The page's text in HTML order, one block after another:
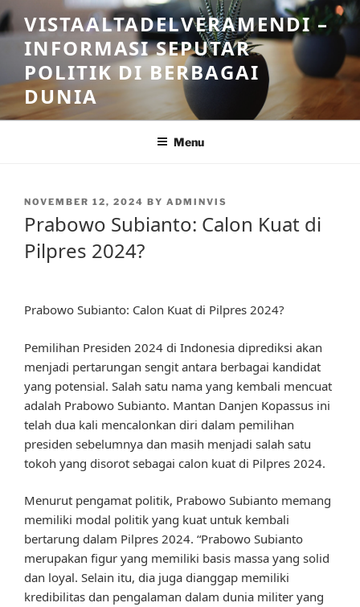
Skip
to
content
VISTAALTADELVERAMENDI –
INFORMASI SEPUTAR
POLITIK DI BERBAGAI
DUNIA
Menu
POSTED
NOVEMBER 12, 2024 BY ADMINVIS
Prabowo Subianto: Calon Kuat di
Pilpres 2024?
Prabowo Subianto: Calon Kuat di Pilpres 2024?
Pemilihan Presiden 2024 di Indonesia diprediksi akan
menjadi pertarungan sengit antara berbagai kandidat
yang potensial. Salah satu nama yang kembali mencuat
adalah Prabowo Subianto. Mantan Danjen Kopassus ini
telah dua kali mencalonkan diri dalam pemilihan
presiden sebelumnya dan masih menjadi salah satu
tokoh yang disorot sebagai calon kuat di Pilpres 2024.
Menurut pengamat politik, Prabowo Subianto memang
memiliki modal politik yang kuat untuk kembali
bertarung dalam Pilpres 2024. “Prabowo Subianto
merupakan figur yang memiliki basis massa yang solid
dan loyal. Selain itu, dia juga dianggap memiliki
kredibilitas dan pengalaman dalam dunia militer yang